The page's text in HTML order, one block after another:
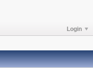
Login